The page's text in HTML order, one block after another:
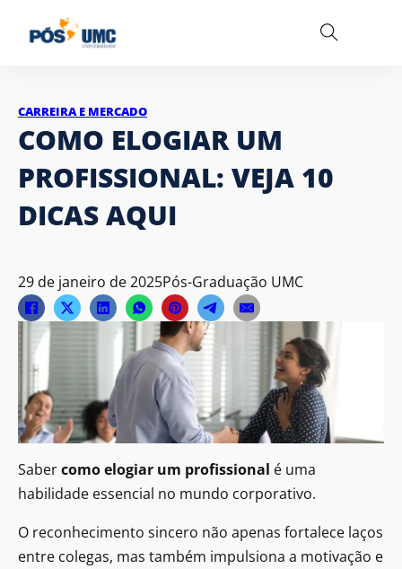
CARREIRA E MERCADO
COMO ELOGIAR UM
PROFISSIONAL​: VEJA 10
DICAS AQUI
29 de janeiro de 2025Pós-Graduação UMC
Sabercomo elogiar um profissional é uma
habilidade essencial no mundo corporativo.
O reconhecimento sincero não apenas fortalece laços
entre colegas, mas também impulsiona a motivação e